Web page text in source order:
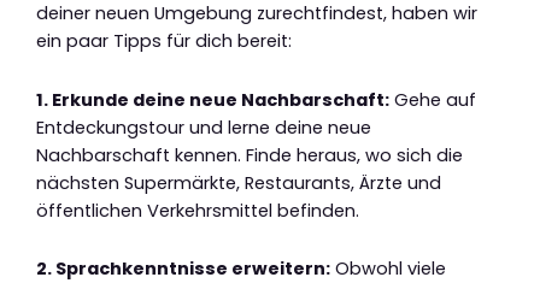
deiner neuen Umgebung zurechtfindest, haben wir
ein paar Tipps für dich bereit:
1. Erkunde deine neue Nachbarschaft: Gehe auf
Entdeckungstour und lerne deine neue
Nachbarschaft kennen. Finde heraus, wo sich die
nächsten Supermärkte, Restaurants, Ärzte und
öffentlichen Verkehrsmittel befinden.
2. Sprachkenntnisse erweitern: Obwohl viele